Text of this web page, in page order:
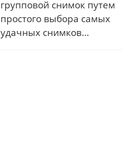
групповой снимок путем
простого выбора самых
удачных снимков...